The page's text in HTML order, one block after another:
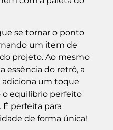
se tornar o ponto
um item de
projeto. Ao mesmo
essência do retrô, a
um toque
equilíbrio perfeito
É perfeita para
de forma única!